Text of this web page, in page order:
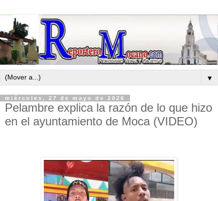
▼
miércoles, 27 de mayo de 2026
Pelambre explica la razón de lo que hizo
en el ayuntamiento de Moca (VIDEO)